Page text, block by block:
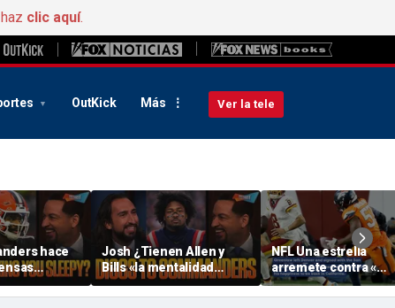
clic aquí.
OutKick Más Ver la tele
hace
un
los
Josh ¿Tienen Allen y
Bills «la mentalidad
adecuada» para esta
temporada? ¿ Will Diggs
NFL Una estrella
arremete contra «
Denver » por esta
extraña razón